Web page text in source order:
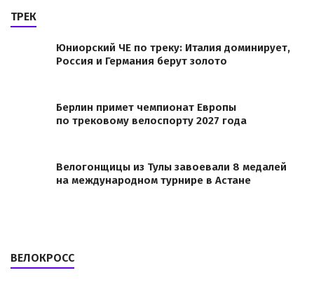
ТРЕК
Юниорский ЧЕ по треку: Италия доминирует,
Россия и Германия берут золото
Берлин примет чемпионат Европы
по трековому велоспорту 2027 года
Велогонщицы из Тулы завоевали 8 медалей
на международном турнире в Астане
ВЕЛОКРОСС